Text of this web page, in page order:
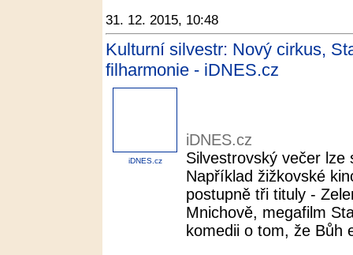
31. 12. 2015, 10:48
Kulturní silvestr: Nový cirkus,
filharmonie - iDNES.cz
iDNES.cz
iDNES.cz
Silvestrovský večer lze
Například žižkovské
postupně tři tituly -
Mnichově, megafilm
komedii o tom, že Bůh